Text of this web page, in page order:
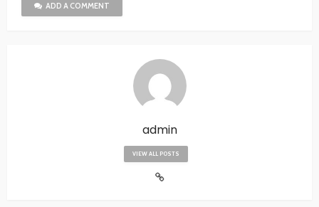
ADD A COMMENT
admin
VIEW ALL POSTS